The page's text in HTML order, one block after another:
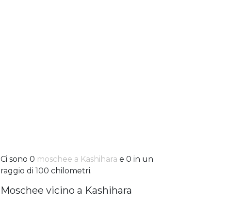
Ci sono 0 moschee a Kashihara e 0 in un
raggio di 100 chilometri.
Moschee vicino a Kashihara